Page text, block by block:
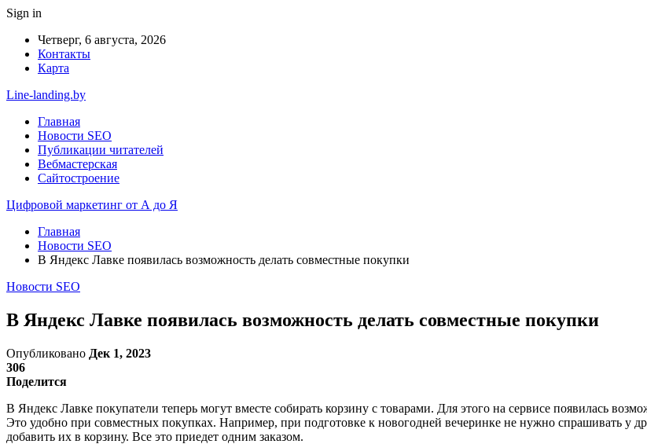
Sign in
Четверг, 6 августа, 2026
Контакты
Карта
Line-landing.by
Главная
Новости SEO
Публикации читателей
Вебмастерская
Сайтостроение
Цифровой маркетинг от А до Я
Главная
Новости SEO
В Яндекс Лавке появилась возможность делать совместные покупки
Новости SEO
В Яндекс Лавке появилась возможность делать совместные покупки
Опубликовано Дек 1, 2023
306
Поделится
В Яндекс Лавке покупатели теперь могут вместе собирать корзину с товарами. Для этого на сервисе появилась
Это удобно при совместных покупках. Например, при подготовке к новогодней вечеринке не нужно спрашивать у
добавить их в корзину. Все это приедет одним заказом.